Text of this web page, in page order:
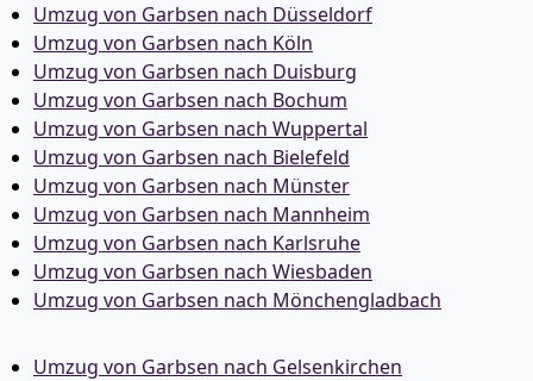
Umzug von Garbsen nach Düsseldorf
Umzug von Garbsen nach Köln
Umzug von Garbsen nach Duisburg
Umzug von Garbsen nach Bochum
Umzug von Garbsen nach Wuppertal
Umzug von Garbsen nach Bielefeld
Umzug von Garbsen nach Münster
Umzug von Garbsen nach Mannheim
Umzug von Garbsen nach Karlsruhe
Umzug von Garbsen nach Wiesbaden
Umzug von Garbsen nach Mönchen­gladbach
Umzug von Garbsen nach Gelsenkirchen